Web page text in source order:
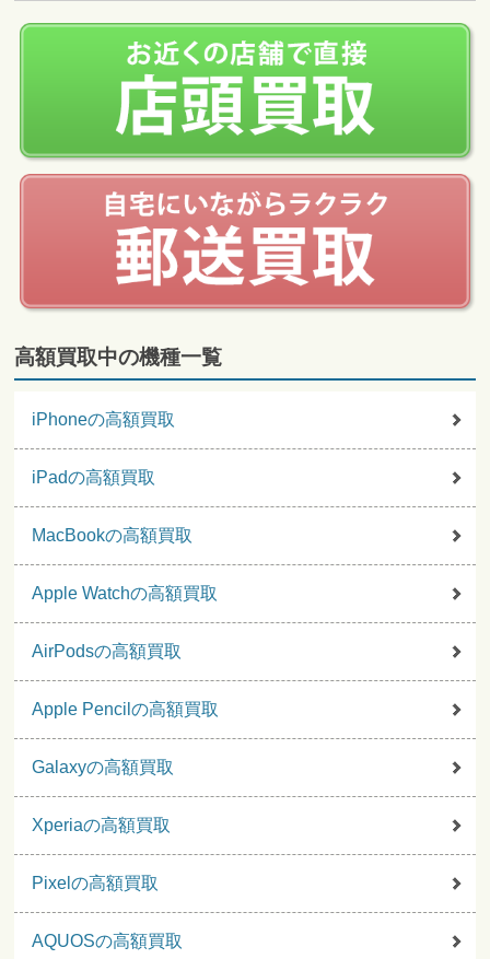
高額買取中の機種一覧
iPhoneの高額買取
iPadの高額買取
MacBookの高額買取
Apple Watchの高額買取
AirPodsの高額買取
Apple Pencilの高額買取
Galaxyの高額買取
Xperiaの高額買取
Pixelの高額買取
AQUOSの高額買取